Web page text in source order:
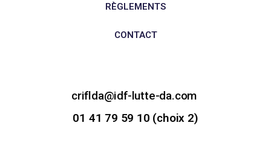
RÈGLEMENTS
CONTACT
criflda@idf-lutte-da.com
01 41 79 59 10 (choix 2)